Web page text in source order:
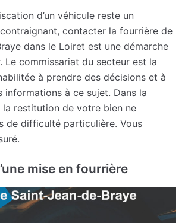
d’un véhicule reste un
contacter la fourrière de
dans le Loiret est une démarche
Le commissariat du secteur est la
à prendre des décisions et à
informations à ce sujet. Dans la
la restitution de votre bien ne
de difficulté particulière. Vous
mise en fourrière